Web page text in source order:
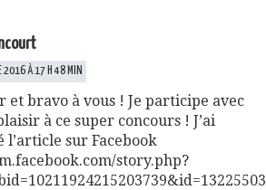
2016 À 17 H 48 MIN
et bravo à vous ! Je participe avec
à ce super concours ! J’ai
l’article sur Facebook
story.php?